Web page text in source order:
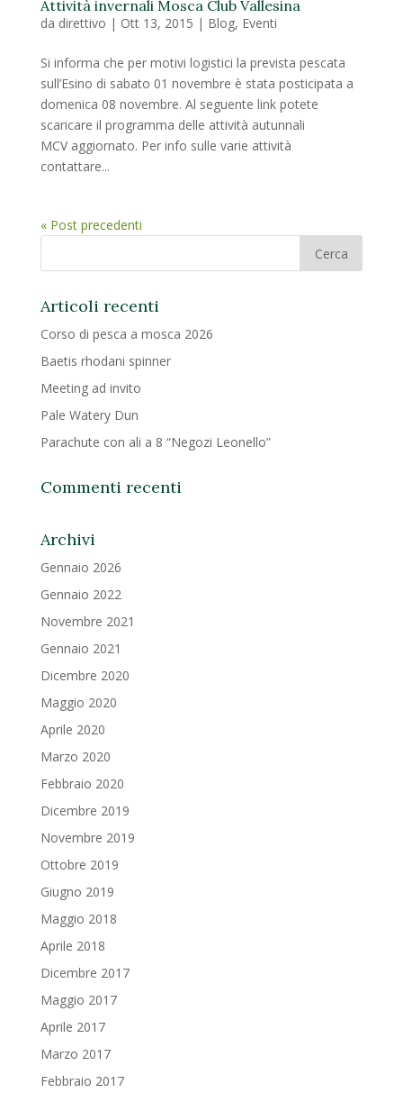
Attività invernali Mosca Club Vallesina
da direttivo | Ott 13, 2015 | Blog, Eventi
Si informa che per motivi logistici la prevista pescata
sull’Esino di sabato 01 novembre è stata posticipata a
domenica 08 novembre. Al seguente link potete
scaricare il programma delle attività autunnali
MCV aggiornato. Per info sulle varie attività
contattare...
« Post precedenti
Articoli recenti
Corso di pesca a mosca 2026
Baetis rhodani spinner
Meeting ad invito
Pale Watery Dun
Parachute con ali a 8 “Negozi Leonello”
Commenti recenti
Archivi
Gennaio 2026
Gennaio 2022
Novembre 2021
Gennaio 2021
Dicembre 2020
Maggio 2020
Aprile 2020
Marzo 2020
Febbraio 2020
Dicembre 2019
Novembre 2019
Ottobre 2019
Giugno 2019
Maggio 2018
Aprile 2018
Dicembre 2017
Maggio 2017
Aprile 2017
Marzo 2017
Febbraio 2017